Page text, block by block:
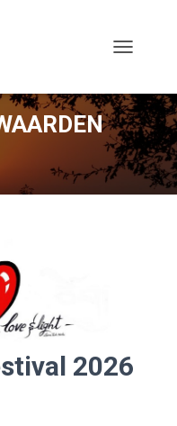
G
G
L
E
N
V
2026